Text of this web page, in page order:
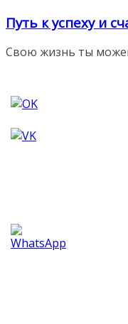
Перейти
содержимому
Путь к успеху и
Свою жизнь ты